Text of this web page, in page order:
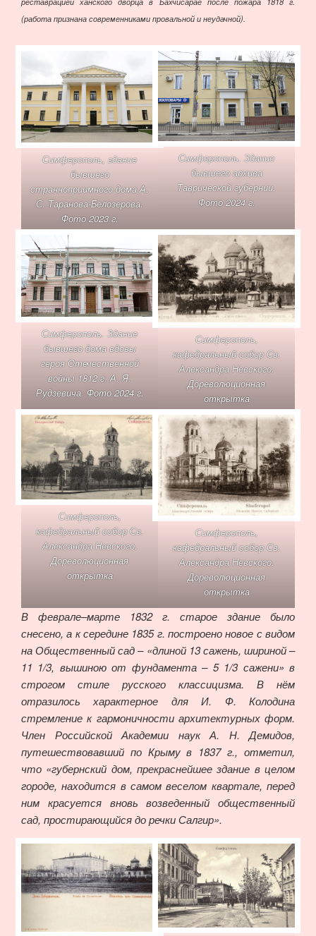
(работа признана современниками провальной и неудачной).
Симферополь, здание
бывшего
странноприимного дома А.
С. Таранова-Белозерова.
Фото 2023 г.
Симферополь. Здание
бывшего архива
Таврической губернии.
Фото 2024 г.
Симферополь. Здание
бывшего дома вдовы
героя Отечественной
войны 1812 г. А. Я.
Рудзевича. Фото 2024 г.
Симферополь,
кафедральный собор Св.
Александра Невского.
Дореволюционная
открытка
Симферополь,
кафедральный собор Св.
Александра Невского.
Дореволюционная
открытка
Симферополь,
кафедральный собор Св.
Александра Невского.
Дореволюционная
открытка
В феврале–марте 1832 г. старое здание было
снесено, а к середине 1835 г. построено новое с видом
на Общественный сад – «длиной 13 сажень, шириной –
11 1/3, вышиною от фундамента – 5 1/3 сажени» в
строгом стиле русского классицизма. В нём
отразилось характерное для И. Ф. Колодина
стремление к гармоничности архитектурных форм.
Член Российской Академии наук А. Н. Демидов,
путешествовавший по Крыму в 1837 г., отметил,
что «губернский дом, прекраснейшее здание в целом
городе, находится в самом веселом квартале, перед
ним красуется вновь возведенный общественный
сад, простирающийся до речки Салгир».